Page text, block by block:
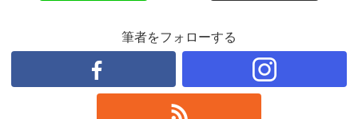
筆者をフォローする